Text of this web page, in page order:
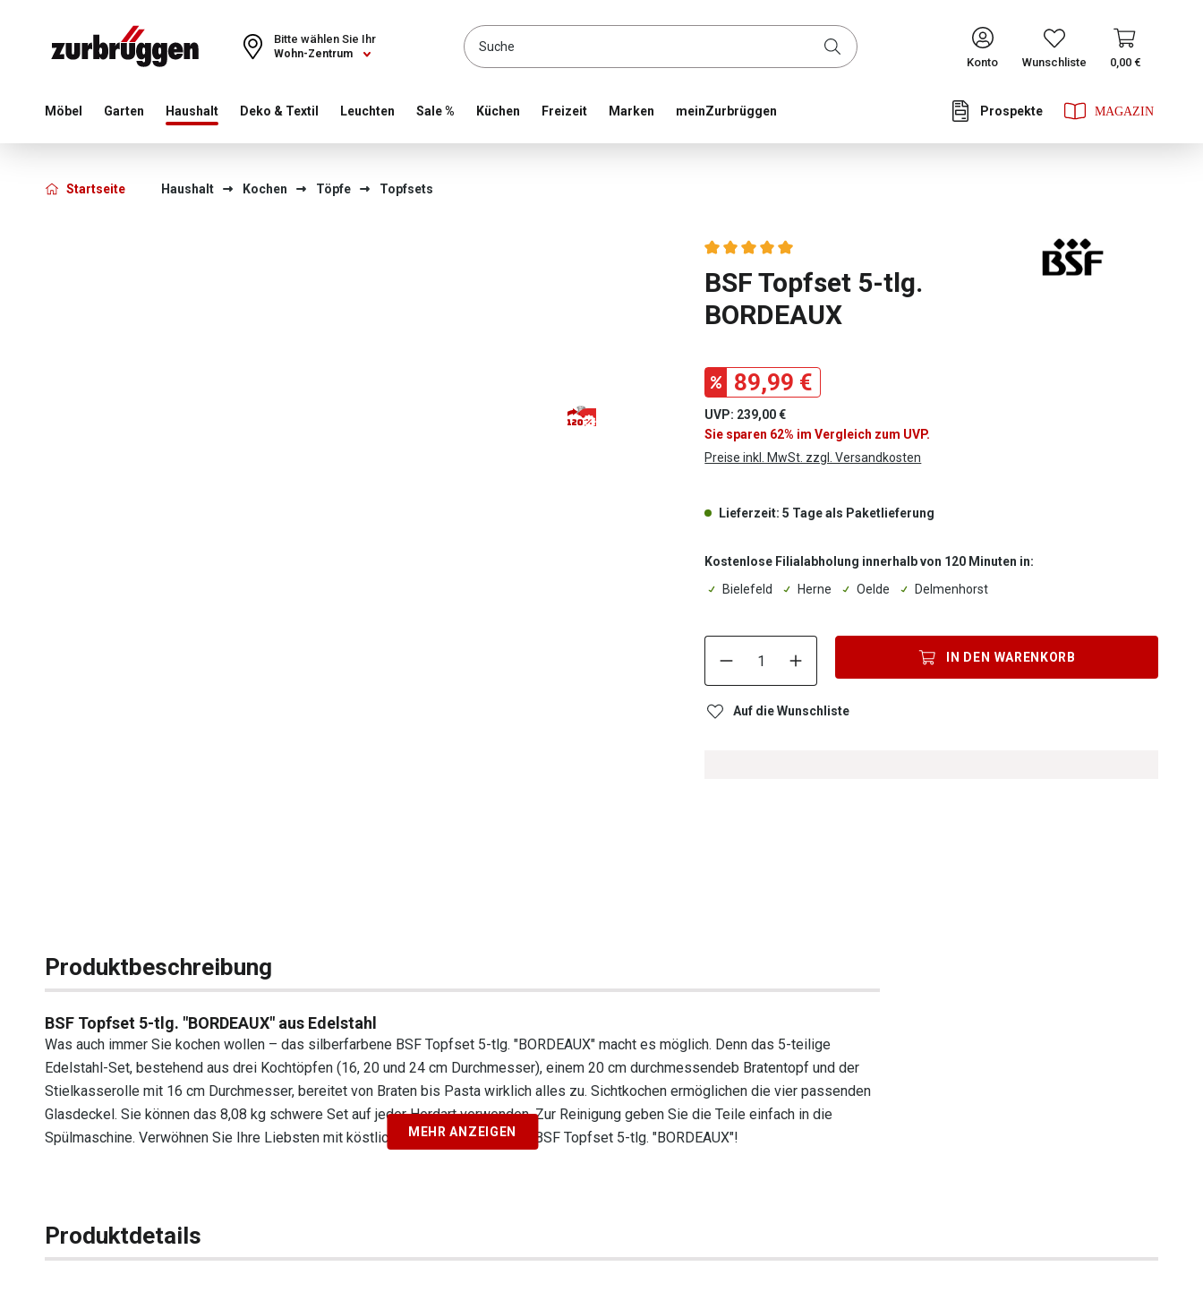
Choose a different country or region to see content for your location and shop online CONTINUE
Wohn-Zentrum
Bitte wählen Sie Ihr
Konto
Wunschliste 0,00 €
Möbel Garten Haushalt Deko & Textil Leuchten Sale % Küchen Freizeit Prospekte
Marken meinZurbrüggen
Startseite Haushalt Kochen Töpfe Topfsets
Durchschnittliche Bewertung von 5 von 5 Sternen
BSF Topfset 5-tlg.
BORDEAUX
89,99 €
UVP: 239,00 €
Sie sparen 62% im Vergleich zum UVP.
Preise inkl. MwSt. zzgl. Versandkosten
Lieferzeit: 5 Tage als Paketlieferung
Kostenlose Filialabholung innerhalb von 120 Minuten in:
Bielefeld
Herne Oelde Delmenhorst
Produkt Anzahl: Gib den gewünschten Wert ein oder benutze die
IN DEN WARENKORB
Auf die Wunschliste
Produktbeschreibung
BSF Topfset 5-tlg. "BORDEAUX" aus Edelstahl
Was auch immer Sie kochen wollen – das silberfarbene BSF Topfset 5-tlg. "BORDEAUX" macht es möglich. Denn das 5-teilige
Edelstahl-Set, bestehend aus drei Kochtöpfen (16, 20 und 24 cm Durchmesser), einem 20 cm durchmessendeb Bratentopf und der
Stielkasserolle mit 16 cm Durchmesser, bereitet von Braten bis Pasta wirklich alles zu. Sichtkochen ermöglichen die vier passenden
Glasdeckel. Sie können das 8,08 kg schwere Set auf jeder Herdart verwenden. Zur Reinigung geben Sie die Teile einfach in die
Spülmaschine. Verwöhnen Sie Ihre Liebsten mit köstlichen Gerichten aus dem BSF Topfset 5-tlg. "BORDEAUX"!
MEHR ANZEIGEN
Produktdetails